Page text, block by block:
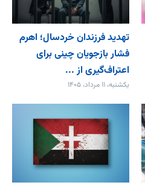
تهدید فرزندان خردسال؛ اهرم
فشار بازجویان چینی برای
اعتراف‌گیری از ...
یکشنبه، ۱۱ مرداد، ۱۴۰۵